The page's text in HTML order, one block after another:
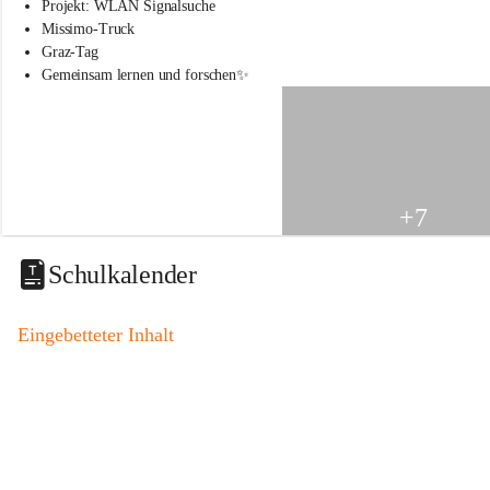
s
s
c
i
t
a
o
Projekt: WLAN Signalsuche
Missimo-Truck
Graz-Tag
Gemeinsam lernen und forschen✨
+7
Schulkalender
Eingebetteter Inhalt